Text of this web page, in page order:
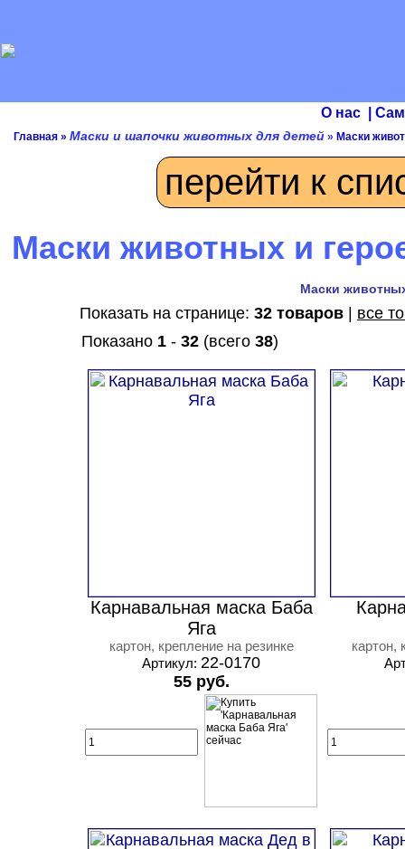
О нас
Главная » Маски и шапочки животных для детей » Маски
перейти к
Маски животных и
Маски
Показать на странице: 32 товаров
все
Показано 1 - 32 (всего 38)
Карнавальная маска Баба
Яга
картон, крепление на резинке
Артикул: 22-0170
55 руб.
картон,